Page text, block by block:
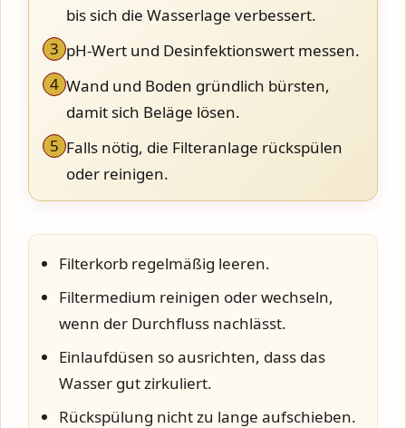
bis sich die Wasserlage verbessert.
3 pH-Wert und Desinfektionswert messen.
4 Wand und Boden gründlich bürsten,
damit sich Beläge lösen.
5 Falls nötig, die Filteranlage rückspülen
oder reinigen.
Filterkorb regelmäßig leeren.
Filtermedium reinigen oder wechseln,
wenn der Durchfluss nachlässt.
Einlaufdüsen so ausrichten, dass das
Wasser gut zirkuliert.
Rückspülung nicht zu lange aufschieben.